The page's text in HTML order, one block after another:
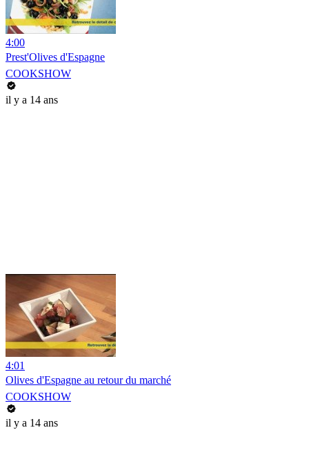
4:00
Prest'Olives d'Espagne
COOKSHOW
il y a 14 ans
4:01
Olives d'Espagne au retour du marché
COOKSHOW
il y a 14 ans